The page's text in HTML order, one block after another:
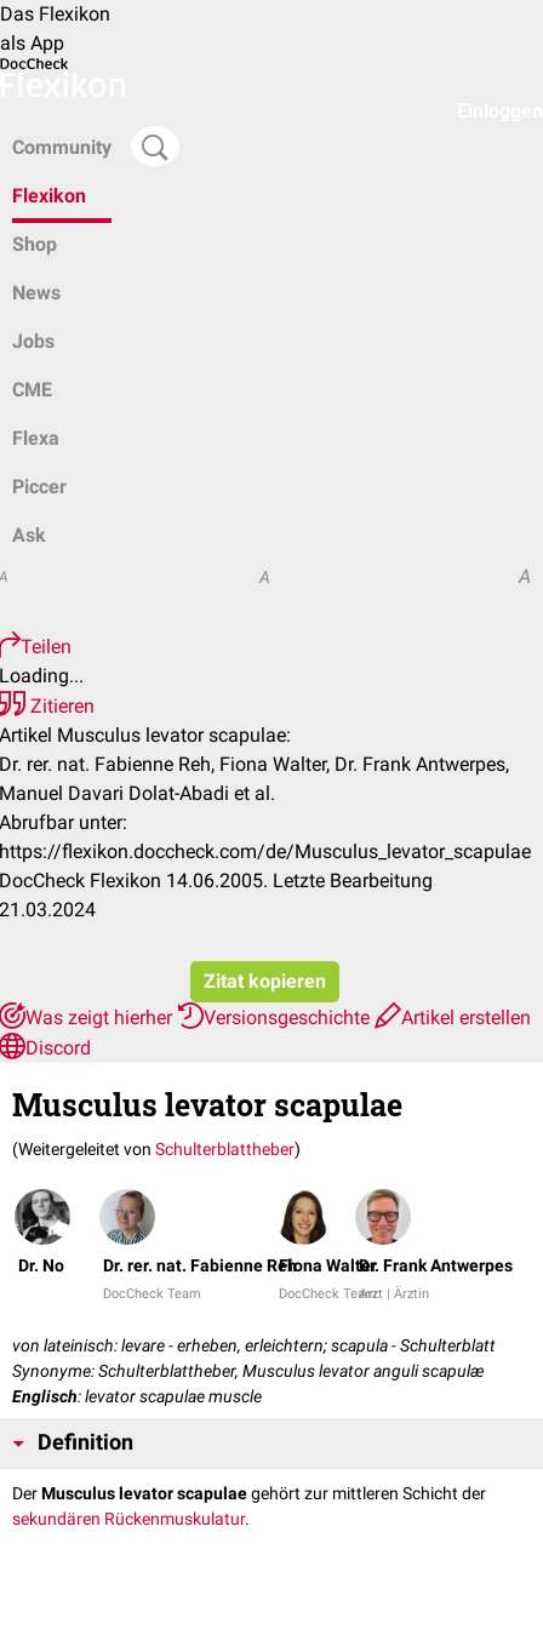
Das Flexikon
als App
Community
Flexikon
Shop
News
Jobs
CME
Flexa
Piccer
Ask
A A A
Teilen
Loading...
Zitieren
Artikel Musculus levator scapulae:
Dr. rer. nat. Fabienne Reh, Fiona Walter, Dr. Frank Antwerpes,
Manuel Davari Dolat-Abadi et al.
Abrufbar unter:
https://flexikon.doccheck.com/de/Musculus_levator_scapulae
DocCheck Flexikon 14.06.2005. Letzte Bearbeitung
21.03.2024
Zitat kopieren
Was zeigt hierher
Versionsgeschichte
Artikel erstellen
Discord
Musculus levator scapulae
(Weitergeleitet von Schulterblattheber)
Dr. No Dr. rer. nat. Fabienne Reh
DocCheck Team
Fiona Walter
DocCheck Team
Dr. Frank Antwerpes
Arzt | Ärztin
von lateinisch: levare - erheben, erleichtern; scapula - Schulterblatt
Synonyme: Schulterblattheber, Musculus levator anguli scapulæ
Englisch: levator scapulae muscle
Definition
DerMusculus levator scapulaegehört zur mittleren Schicht der
sekundären Rückenmuskulatur.